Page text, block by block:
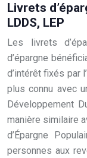
Livrets
LDDS, LEP
Les livrets
d’épargne
d’intérêt fixés par
plus connu avec
Développement
manière similaire
d’Épargne
personnes aux